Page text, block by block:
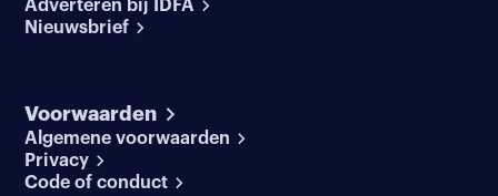
Adverteren bij IDFA
Nieuwsbrief
Voorwaarden
Algemene voorwaarden
Privacy
Code of conduct